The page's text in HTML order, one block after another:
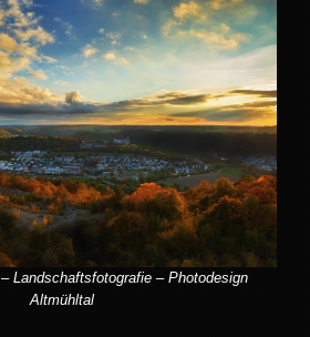
– Landschaftsfotografie – Photodesign
Altmühltal